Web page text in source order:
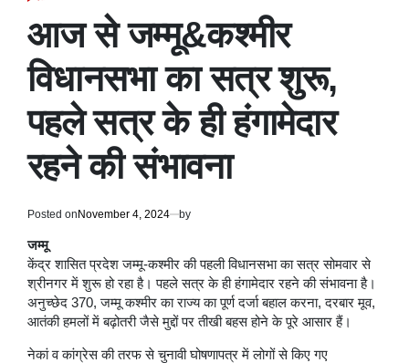
आज से जम्मू&कश्मीर
विधानसभा का सत्र शुरू,
पहले सत्र के ही हंगामेदार
रहने की संभावना
Posted onNovember 4, 2024 by
जम्मू
केंद्र शासित प्रदेश जम्मू-कश्मीर की पहली विधानसभा का सत्र सोमवार से
श्रीनगर में शुरू हो रहा है। पहले सत्र के ही हंगामेदार रहने की संभावना है।
अनुच्छेद 370, जम्मू कश्मीर का राज्य का पूर्ण दर्जा बहाल करना, दरबार मूव,
आतंकी हमलों में बढ़ोतरी जैसे मुद्दों पर तीखी बहस होने के पूरे आसार हैं।
नेकां व कांग्रेस की तरफ से चुनावी घोषणापत्र में लोगों से किए गए